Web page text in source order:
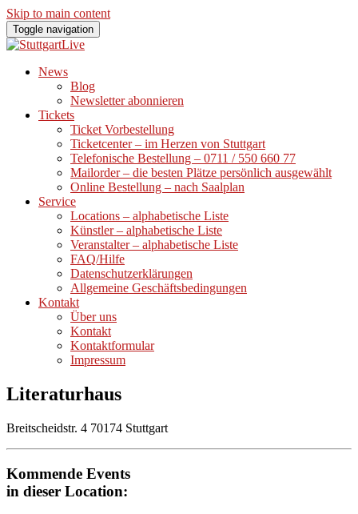
Skip to main content
Toggle navigation
News
Blog
Newsletter abonnieren
Tickets
Ticket Vorbestellung
Ticketcenter – im Herzen von Stuttgart
Telefonische Bestellung – 0711 / 550 660 77
Mailorder – die besten Plätze persönlich ausgewählt
Online Bestellung – nach Saalplan
Service
Locations – alphabetische Liste
Künstler – alphabetische Liste
Veranstalter – alphabetische Liste
FAQ/Hilfe
Datenschutzerklärungen
Allgemeine Geschäftsbedingungen
Kontakt
Über uns
Kontakt
Kontaktformular
Impressum
Literaturhaus
Breitscheidstr. 4 70174 Stuttgart
Kommende Events
in dieser Location: